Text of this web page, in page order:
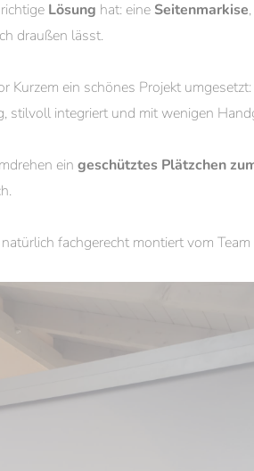
Lösung hat: eine Seitenmarkise
draußen lässt.
Kurzem ein schönes Projekt
stilvoll integriert und mit wenigen
ein geschütztes Plätzchen
fachgerecht montiert vom